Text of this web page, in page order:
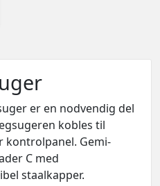
er en nodvendig del
kobles til
kontrolpanel. Gemi-
C med
staalkapper.